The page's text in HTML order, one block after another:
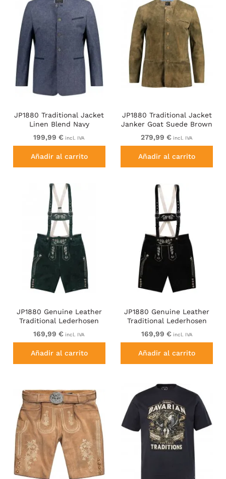
JP1880 Traditional Jacket
Linen Blend Navy
199,99 € incl. IVA
Añadir al carrito
JP1880 Traditional Jacket
Janker Goat Suede Brown
279,99 € incl. IVA
Añadir al carrito
JP1880 Genuine Leather
Traditional Lederhosen
Shorts Green
169,99 € incl. IVA
Añadir al carrito
JP1880 Genuine Leather
Traditional Lederhosen
Shorts Black
169,99 € incl. IVA
Añadir al carrito